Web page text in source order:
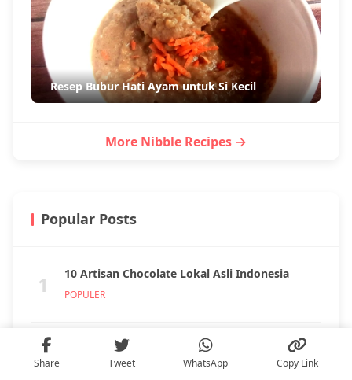
Resep Bubur Hati Ayam untuk Si Kecil
More Nibble Recipes →
Popular Posts
1 10 Artisan Chocolate Lokal Asli Indonesia
POPULER
2
Mont Blanc Coffee, Tren Kopi Viral dari
Melbourne
Share Tweet WhatsApp Copy Link